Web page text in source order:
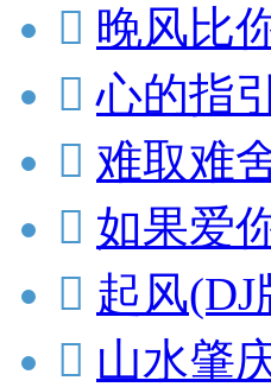
 晚风比
 心的指
 难取难
 如果爱
 起风(DJ
 山水肇